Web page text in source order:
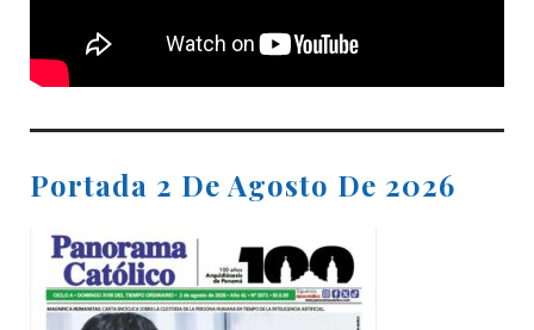
Portada 2 De Agosto De 2026